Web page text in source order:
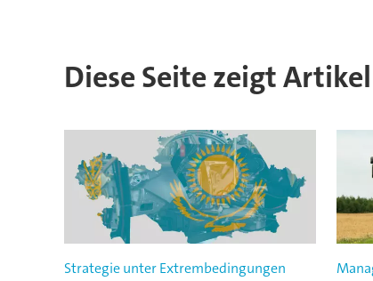
Diese Seite zeigt
Strategie unter Extrembedingungen